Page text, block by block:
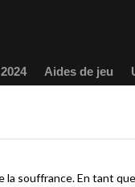
Aides de jeu
souffrance. En tant